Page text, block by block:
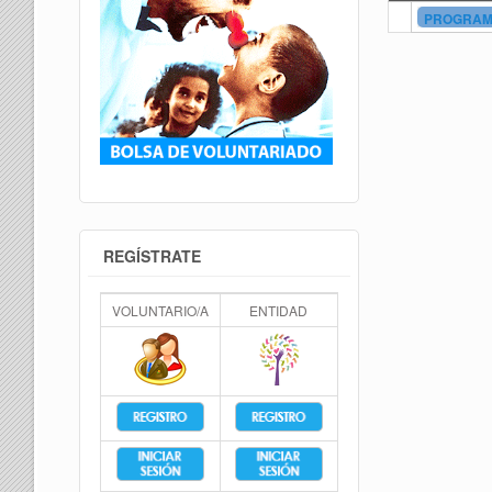
REGÍSTRATE
VOLUNTARIO/A ENTIDAD